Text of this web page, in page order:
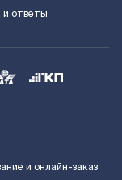
и ответы
и онлайн-заказ